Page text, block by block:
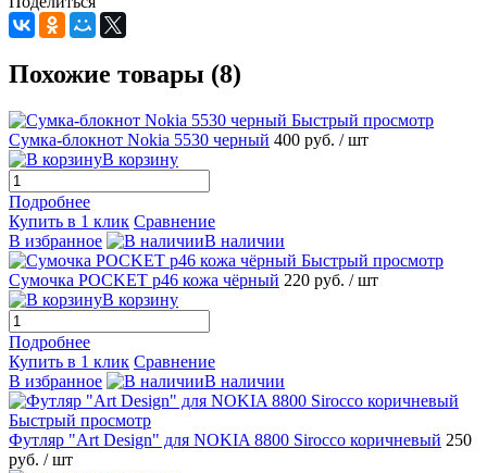
Похожие товары (8)
Быстрый просмотр
Сумка-блокнот Nokia 5530 черный 400 руб. / шт
В корзину
Подробнее
Купить в 1 клик Сравнение
В избранное
В наличии
Быстрый просмотр
Сумочка POCKET p46 кожа чёрный 220 руб. / шт
В корзину
Подробнее
Купить в 1 клик Сравнение
В избранное
В наличии
Быстрый просмотр
Футляр "Art Design" для NOKIA 8800 Sirocco коричневый 250
руб. / шт